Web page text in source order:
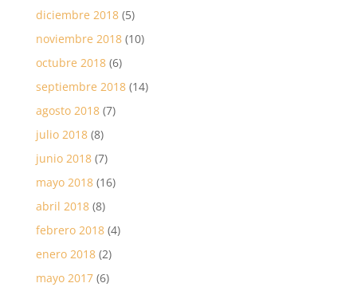
diciembre 2018(5)
noviembre 2018(10)
octubre 2018(6)
septiembre 2018(14)
agosto 2018(7)
julio 2018(8)
junio 2018(7)
mayo 2018(16)
abril 2018(8)
febrero 2018(4)
enero 2018(2)
mayo 2017(6)